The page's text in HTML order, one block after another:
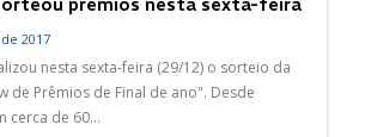
2017
nesta sexta-feira (29/12) o sorteio da
de Prêmios de Final de ano". Desde
cerca de 60...